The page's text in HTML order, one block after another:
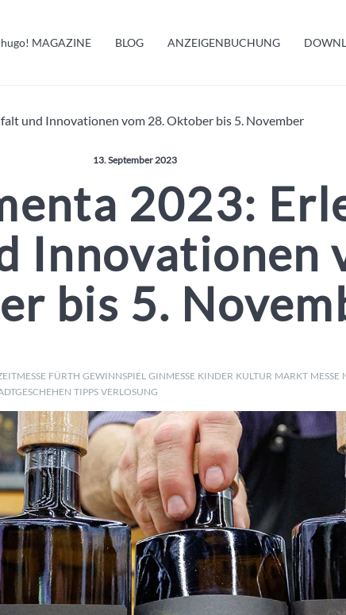
hugo! MAGAZINE BLOG ANZEIGENBUCHUNG
und Innovationen vom 28. Oktober bis 5. November
Veröffentlicht am:
13. September 2023
2023:
Innovationen
bis 5.
FÜRTH GEWINNSPIEL GINMESSE KINDER KULTUR MARKT MESSE
TIPPS VERLOSUNG